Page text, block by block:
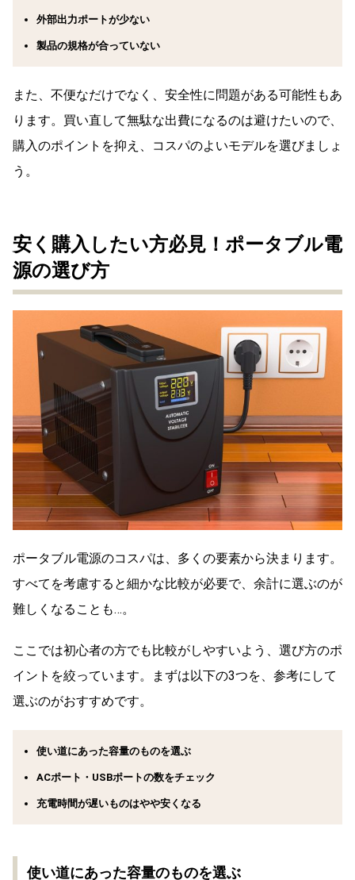
外部出力ポートが少ない
製品の規格が合っていない
また、不便なだけでなく、安全性に問題がある可能性もあ
ります。買い直して無駄な出費になるのは避けたいので、
購入のポイントを抑え、コスパのよいモデルを選びましょ
う。
安く購入したい方必見！ポータブル電
源の選び方
ポータブル電源のコスパは、多くの要素から決まります。
すべてを考慮すると細かな比較が必要で、余計に選ぶのが
難しくなることも…。
ここでは初心者の方でも比較がしやすいよう、選び方のポ
イントを絞っています。まずは以下の3つを、参考にして
選ぶのがおすすめです。
使い道にあった容量のものを選ぶ
ACポート・USBポートの数をチェック
充電時間が遅いものはやや安くなる
使い道にあった容量のものを選ぶ